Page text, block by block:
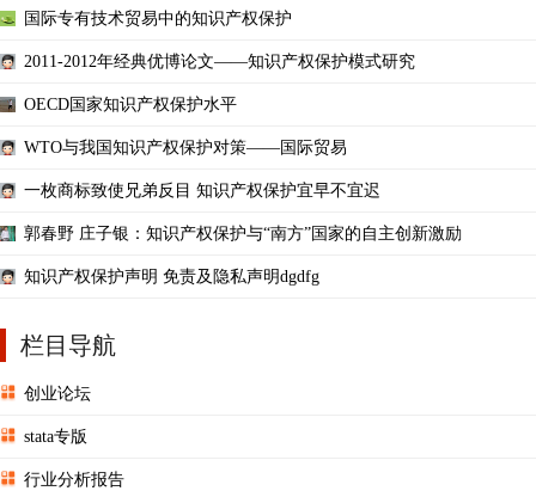
国际专有技术贸易中的知识产权保护
2011-2012年经典优博论文——知识产权保护模式研究
OECD国家知识产权保护水平
WTO与我国知识产权保护对策——国际贸易
一枚商标致使兄弟反目 知识产权保护宜早不宜迟
郭春野 庄子银：知识产权保护与“南方”国家的自主创新激励
知识产权保护声明 免责及隐私声明dgdfg
栏目导航
创业论坛
stata专版
行业分析报告